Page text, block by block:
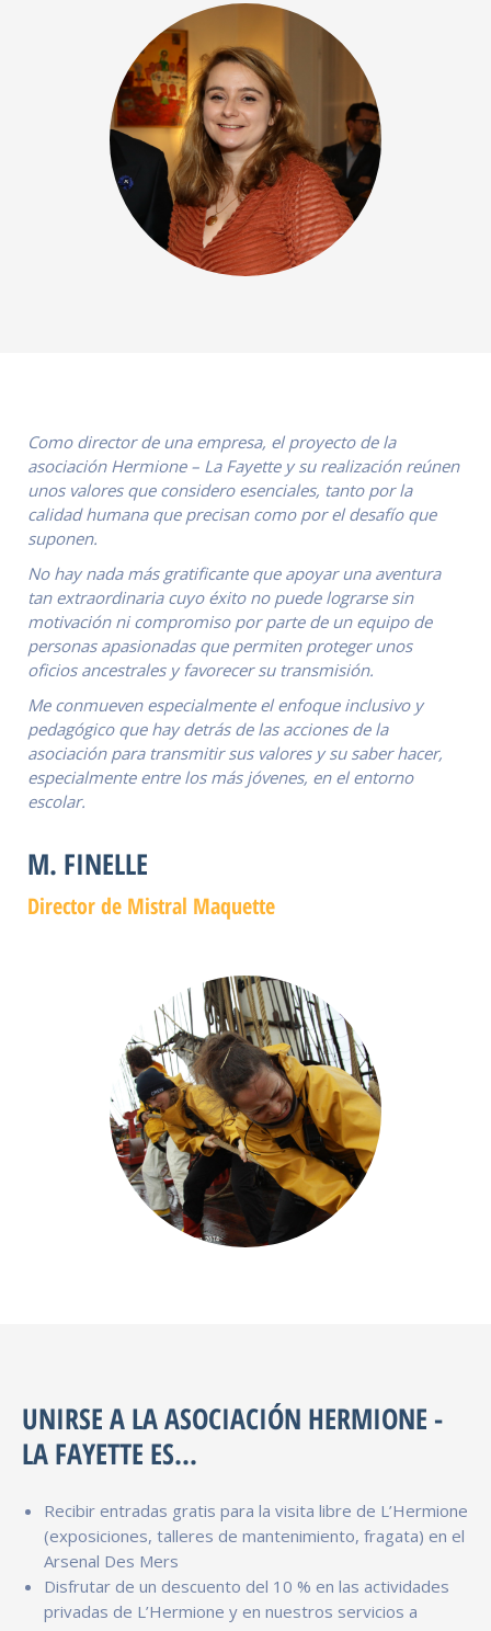
Como director de una empresa, el proyecto de la
asociación Hermione – La Fayette y su realización reúnen
unos valores que considero esenciales, tanto por la
calidad humana que precisan como por el desafío que
suponen.
No hay nada más gratificante que apoyar una aventura
tan extraordinaria cuyo éxito no puede lograrse sin
motivación ni compromiso por parte de un equipo de
personas apasionadas que permiten proteger unos
oficios ancestrales y favorecer su transmisión.
Me conmueven especialmente el enfoque inclusivo y
pedagógico que hay detrás de las acciones de la
asociación para transmitir sus valores y su saber hacer,
especialmente entre los más jóvenes, en el entorno
escolar.
M. FINELLE
Director de Mistral Maquette
UNIRSE A LA ASOCIACIÓN HERMIONE -
LA FAYETTE ES...
Recibir entradas gratis para la visita libre de L’Hermione
(exposiciones, talleres de mantenimiento, fragata) en el
Arsenal Des Mers
Disfrutar de un descuento del 10 % en las actividades
privadas de L’Hermione y en nuestros servicios a